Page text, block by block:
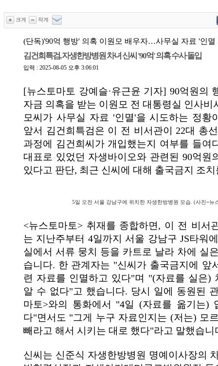
크게 작게
(단독)'90억 행방' 의혹 이원모 배우자…사무실 자료 '인멸
김건희특검, 자생한방병원 차녀 신씨 '90억' 의혹 수사 돌입
입력 : 2025-08-05 오후 3:06:01
[뉴스토마토 강예슬·유근윤 기자] 90억원의
자금 의혹을 받는 이원모 전 대통령실 인사비
모씨가 사무실 자료 '인멸'을 시도하는 정황
앞서 김건희특검은 이 전 비서관이 22대 총
과정에 김건희씨가 개입했는지 여부를 들여
대표로 있었던 자생바이오와 관련된 90억원
있다고 판단, 최근 신씨에 대해 출국금지 조
5일 오전 서울 강남구에 위치한 자생한방병원 모습. (사진=뉴
<뉴스토마토> 취재를 종합하면, 이 전 비서
는 지난주부터 4일까지 서울 강남구 JS타워
실에서 서류 뭉치 등을 카트로 날라 차에 실
습니다. 한 관계자는 "신씨가 출국금지에 앞
련 자료를 인멸하고 있다"며 "(자료를 실은)
알 수 없다"고 했습니다. 당시 일에 동원된
마토>와의 통화에서 "4일 (자료를 옮기는)
다"면서도 "그게 누구 자료인지는 (저는) 모
빼라고 해서 시키는 대로 했다"라고 말했습
신씨는 신준식 자생한방병원 명예이사장의